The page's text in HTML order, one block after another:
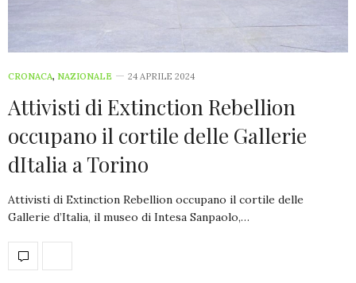
CRONACA, NAZIONALE 24 APRILE 2024
Attivisti di Extinction Rebellion
occupano il cortile delle Gallerie
dItalia a Torino
Attivisti di Extinction Rebellion occupano il cortile delle
Gallerie d’Italia, il museo di Intesa Sanpaolo,…